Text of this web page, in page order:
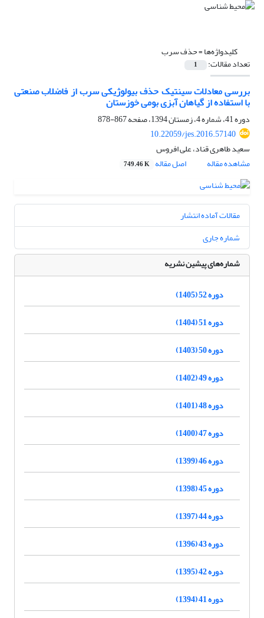
کلیدواژه‌ها =حذف سرب
تعداد مقالات: 1
بررسی معادلات سینتیک حذف بیولوژیکی سرب از فاضلاب صنعتی
با استفاده از گیاهان آبزی بومی خوزستان
دوره 41، شماره 4، زمستان 1394، صفحه
867-878
10.22059/jes.2016.57140
سعید طاهری قناد، علی افروس
مشاهده مقاله
اصل مقاله 749.46 K
مقالات آماده انتشار
شماره جاری
شماره‌های پیشین نشریه
دوره 52 (1405)
دوره 51 (1404)
دوره 50 (1403)
دوره 49 (1402)
دوره 48 (1401)
دوره 47 (1400)
دوره 46 (1399)
دوره 45 (1398)
دوره 44 (1397)
دوره 43 (1396)
دوره 42 (1395)
دوره 41 (1394)